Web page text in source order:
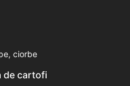
ciorbe
de cartofi